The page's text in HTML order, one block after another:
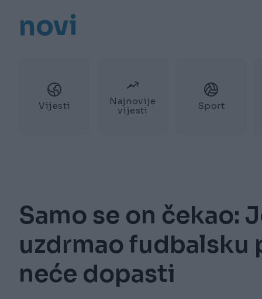
novi
Vijesti
Najnovije
vijesti
Sport
Samo se on čekao:
uzdrmao fudbalsku
neće dopasti